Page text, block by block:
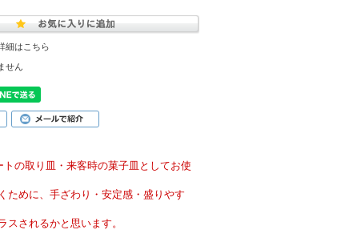
細はこちら
せん
の取り皿・来客時の菓子皿としてお使
ために、手ざわり・安定感・盛りやす
されるかと思います。